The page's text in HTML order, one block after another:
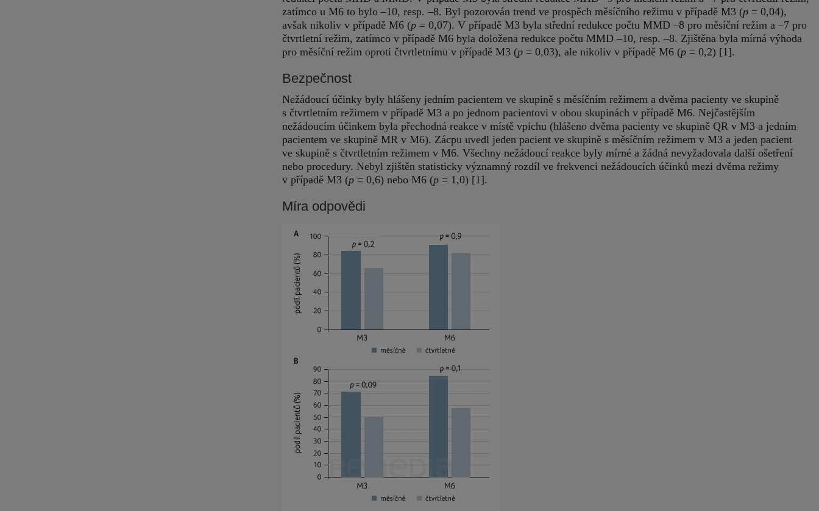
zatímco u M6 to bylo –10, resp. –8. Byl pozorován trend ve prospěch měsíčního režimu v případě M3 (p = 0,04),
avšak nikoliv v případě M6 (p = 0,07). V případě M3 byla střední redukce počtu MMD –8 pro měsíční režim a –7 pro
čtvrtletní režim, zatímco v případě M6 byla doložena redukce počtu MMD –10, resp. –8. Zjištěna byla mírná výhoda
pro měsíční režim oproti čtvrtletnímu v případě M3 (p = 0,03), ale nikoliv v případě M6 (p = 0,2) [1].
Bezpečnost
Nežádoucí účinky byly hlášeny jedním pacientem ve skupině s měsíčním režimem a dvěma pacienty ve skupině
s čtvrtletním režimem v případě M3 a po jednom pacientovi v obou skupinách v případě M6. Nejčastějším
nežádoucím účinkem byla přechodná reakce v místě vpichu (hlášeno dvěma pacienty ve skupině QR v M3 a jedním
pacientem ve skupině MR v M6). Zácpu uvedl jeden pacient ve skupině s měsíčním režimem v M3 a jeden pacient
ve skupině s čtvrtletním režimem v M6. Všechny nežádoucí reakce byly mírné a žádná nevyžadovala další ošetření
nebo procedury. Nebyl zjištěn statisticky významný rozdíl ve frekvenci nežádoucích účinků mezi dvěma režimy
v případě M3 (p = 0,6) nebo M6 (p = 1,0) [1].
Míra odpovědi